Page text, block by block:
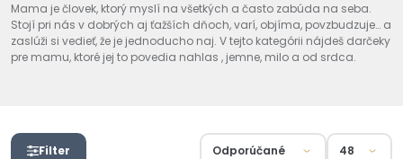
Mama je človek, ktorý myslí na všetkých a často zabúda na seba.
Stojí pri nás v dobrých aj ťažších dňoch, varí, objíma, povzbudzuje… a
zaslúži si vedieť, že je jednoducho naj. V tejto kategórii nájdeš darčeky
pre mamu, ktoré jej to povedia nahlas , jemne, milo a od srdca.
Filter